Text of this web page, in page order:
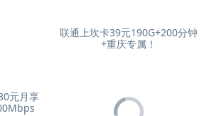
联通上坎卡39元190G+200分钟
+重庆专属！
元月享